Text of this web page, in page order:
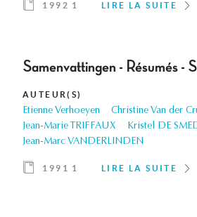
1992 1 LIRE LA SUITE
Samenvattingen - Résumés -
AUTEUR(S)
Etienne Verhoeyen
Christine Van der
Jean-Marie TRIFFAUX
Kristel DE
Jean-Marc VANDERLINDEN
1991 1 LIRE LA SUITE